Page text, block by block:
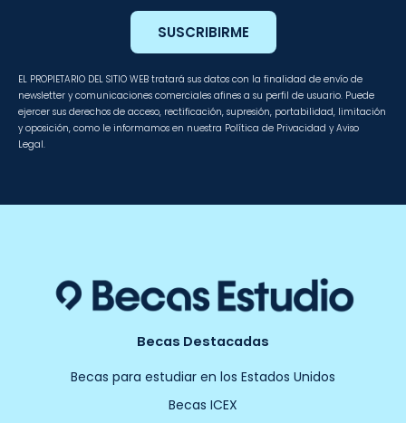
SUSCRIBIRME
EL PROPIETARIO DEL SITIO WEB tratará sus datos con la finalidad de envío de
newsletter y comunicaciones comerciales afines a su perfil de usuario. Puede
ejercer sus derechos de acceso, rectificación, supresión, portabilidad, limitación
y oposición, como le informamos en nuestra Política de Privacidad y Aviso
Legal.
Becas Destacadas
Becas para estudiar en los Estados Unidos
Becas ICEX